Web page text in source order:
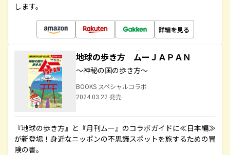
します。
詳細を見る
地球の歩き方 ムーＪＡＰＡＮ
～神秘の国の歩き方～
BOOKS スペシャルコラボ
2024.03.22 発売
『地球の歩き方』と『月刊ムー』のコラボガイドに≪日本編≫
が新登場！身近なニッポンの不思議スポットを旅するための冒
険の書。